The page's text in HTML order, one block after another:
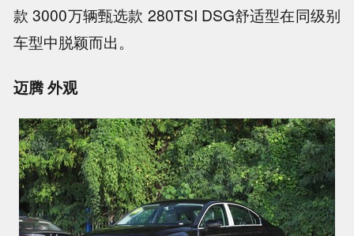
款 3000万辆甄选款 280TSI DSG舒适型在同级别
车型中脱颖而出。
迈腾 外观